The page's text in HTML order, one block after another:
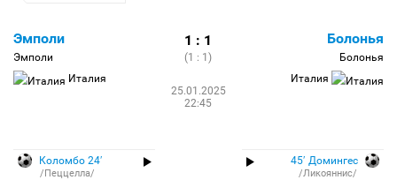
Эмполи
Эмполи
Италия
1 : 1
(1 : 1)
25.01.2025
22:45
Болонья
Болонья
Италия
Коломбо 24′
/Пеццелла/
45′ Домингес
/Ликояннис/